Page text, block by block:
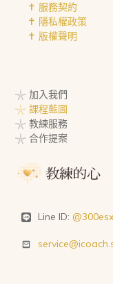
✝︎ 服務契約
✝︎ 隱私權政策
✝︎ 版權聲明
𓇼 加入我們
𓇼 課程藍圖
𓇼 教練服務
𓇼 合作提案
Line ID: